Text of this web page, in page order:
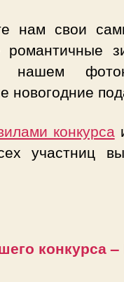
нам свои
нашем
новогодние
конкурса
участниц
конкурса